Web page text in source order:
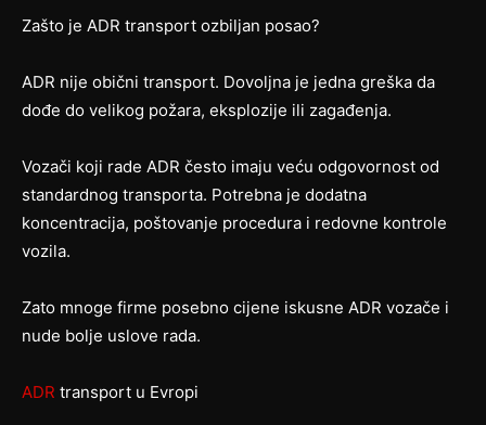
Zašto je ADR transport ozbiljan posao?
ADR nije obični transport. Dovoljna je jedna greška da
dođe do velikog požara, eksplozije ili zagađenja.
Vozači koji rade ADR često imaju veću odgovornost od
standardnog transporta. Potrebna je dodatna
koncentracija, poštovanje procedura i redovne kontrole
vozila.
Zato mnoge firme posebno cijene iskusne ADR vozače i
nude bolje uslove rada.
ADR transport u Evropi